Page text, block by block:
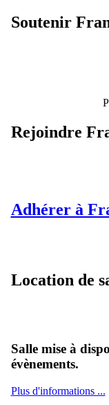
Soutenir
Rejoindre
Adhérer à
Location de
Salle mise à
évènements.
Plus d'informations ...